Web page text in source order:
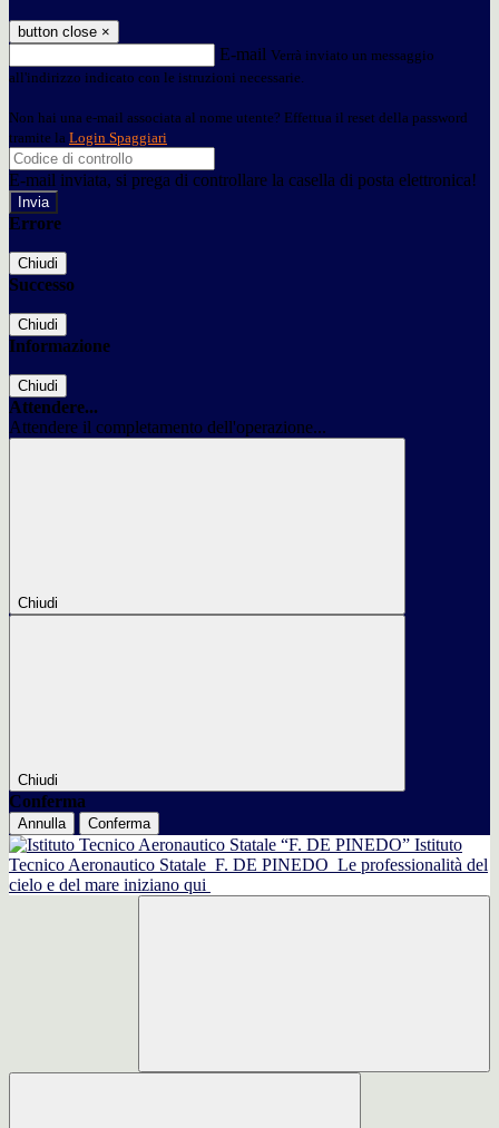
button close ×
E-mail Verrà inviato un messaggio
all'indirizzo indicato con le istruzioni necessarie.
Non hai una e-mail associata al nome utente? Effettua il reset della password
tramite la Login Spaggiari
E-mail inviata, si prega di controllare la casella di posta elettronica!
Errore
Chiudi
Successo
Chiudi
Informazione
Chiudi
Attendere...
Attendere il completamento dell'operazione...
Chiudi
Chiudi
Conferma
Annulla Conferma
Istituto
Tecnico Aeronautico Statale F. DE PINEDO Le professionalità del
cielo e del mare iniziano qui